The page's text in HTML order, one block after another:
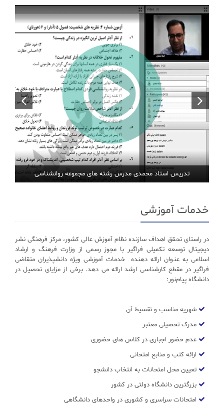
تدریس استاد محمدی مدرس رشته های مجموعه روانشناسی
خدمات آموزشی
در راستای تحـقق اهداف سازنده نظام آموزش عالی کشور، مرکز فرهنگی نشر
دیجیتال توسعه تکمیلی فراگیر با مجوز رسمی از وزارت فرهنگ و ارشاد
اسلامی به عنـوان ارائه دهنده خدمات آموزشی ویژه دانشپذیران متقاضی
فراگیر در مقطع کارشناسی ارشد ارائه می دهد. برخی از مزایای تحصیل در
دانشگاه پیام‌نور:
شهریه مناسب و تقسیط آن
مدرک تحصیلی معتبر
عدم حضور اجباری در کلاس های حضوری
ارائه کتب و منابع امتحانی
تعیین محل امتحانات به انتخاب دانشجو
بزرگترین دانشگاه دولتی در کشور
امتحانات سراسری و کشوری در واحدهای دانشگاهی